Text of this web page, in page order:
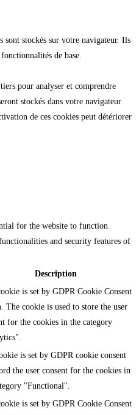
sont stockés sur votre navigateur. Ils
de base.
pour analyser et comprendre
stockés dans votre navigateur
de ces cookies peut détériorer
for the website to function
and security features of
Description
is set by GDPR Cookie Consent
The cookie is used to store the user
for the cookies in the category
is set by GDPR cookie consent
the user consent for the cookies in
"Functional".
is set by GDPR Cookie Consent